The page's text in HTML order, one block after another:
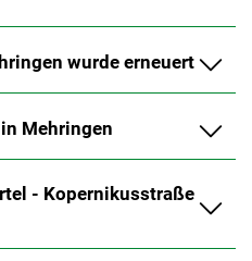
wurde erneuert
Mehringen
- Kopernikusstraße